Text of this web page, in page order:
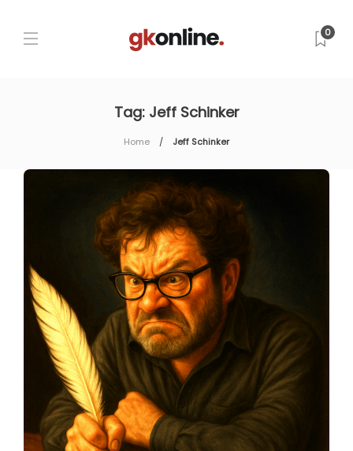
0
Tag: Jeff Schinker
Home Jeff Schinker